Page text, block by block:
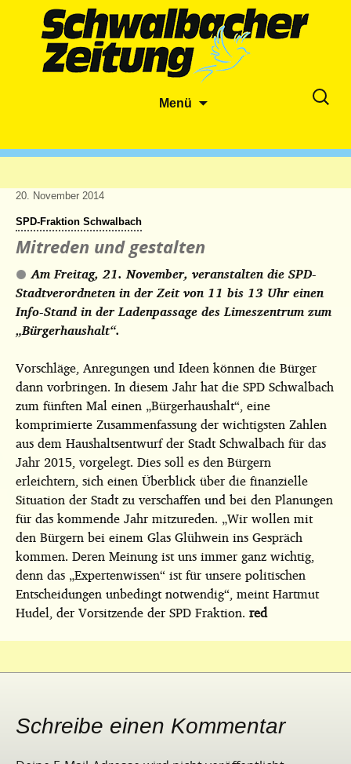
Menü
Suche
20. November 2014
SPD-Fraktion Schwalbach
Mitreden und gestalten
Am Freitag, 21. November, veranstalten die SPD-
Stadtverordneten in der Zeit von 11 bis 13 Uhr einen
Info-Stand in der Ladenpassage des Limeszentrum zum
„Bürgerhaushalt“.
Vorschläge, Anregungen und Ideen können die Bürger
dann vorbringen. In diesem Jahr hat die SPD Schwalbach
zum fünften Mal einen „Bürgerhaushalt“, eine
komprimierte Zusammenfassung der wichtigsten Zahlen
aus dem Haushaltsentwurf der Stadt Schwalbach für das
Jahr 2015, vorgelegt. Dies soll es den Bürgern
erleichtern, sich einen Überblick über die finanzielle
Situation der Stadt zu verschaffen und bei den Planungen
für das kommende Jahr mitzureden. „Wir wollen mit
den Bürgern bei einem Glas Glühwein ins Gespräch
kommen. Deren Meinung ist uns immer ganz wichtig,
denn das „Expertenwissen“ ist für unsere politischen
Entscheidungen unbedingt notwendig“, meint Hartmut
Hudel, der Vorsitzende der SPD Fraktion. red
Schreibe einen Kommentar